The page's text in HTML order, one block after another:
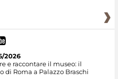
2026
e raccontare il museo: il
di Roma a Palazzo Braschi